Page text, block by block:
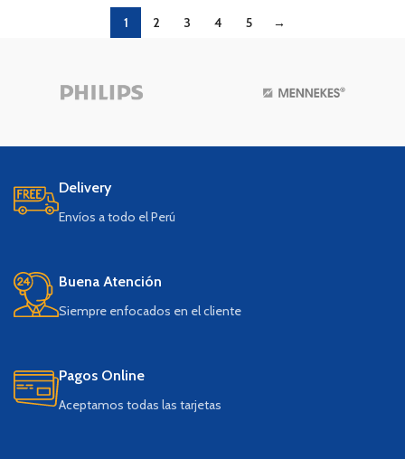
1 2 3 4 5 →
Delivery
Envíos a todo el Perú
Buena Atención
Siempre enfocados en el cliente
Pagos Online
Aceptamos todas las tarjetas